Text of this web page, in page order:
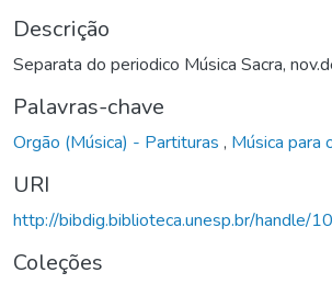
Descrição
Separata do periodico Música Sacra,
Palavras-chave
Orgão (Música) - Partituras , Música para
URI
http://bibdig.biblioteca.unesp.br/handle/
Coleções